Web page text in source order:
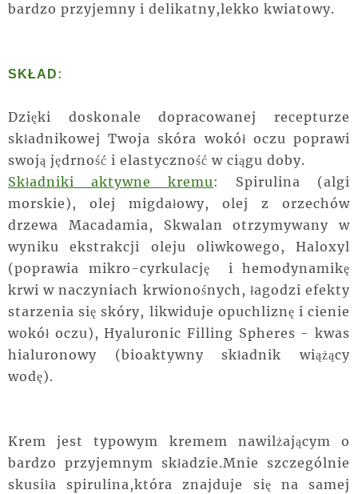
bardzo przyjemny i delikatny,lekko kwiatowy.
SKŁAD:
Dzięki doskonale dopracowanej recepturze
składnikowej Twoja skóra wokół oczu poprawi
swoją jędrność i elastyczność w ciągu doby.
Składniki aktywne kremu:
Spirulina (algi
morskie), olej migdałowy, olej z orzechów
drzewa Macadamia, Skwalan otrzymywany w
wyniku ekstrakcji oleju oliwkowego, Haloxyl
(poprawia mikro-cyrkulację i hemodynamikę
krwi w naczyniach krwionośnych, łagodzi efekty
starzenia się skóry, likwiduje opuchliznę i cienie
wokół oczu), Hyaluronic Filling Spheres - kwas
hialuronowy (bioaktywny składnik wiążący
wodę).
Krem jest typowym kremem nawilżającym o
bardzo przyjemnym składzie.Mnie szczególnie
skusiła spirulina,która znajduje się na samej